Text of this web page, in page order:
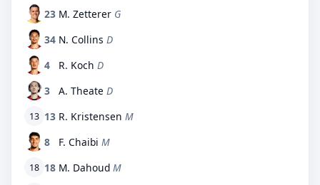
23 M. Zetterer G
34 N. Collins D
4
R. Koch D
3
A. Theate D
13 13 R. Kristensen M
8
F. Chaibi M
18 18 M. Dahoud M